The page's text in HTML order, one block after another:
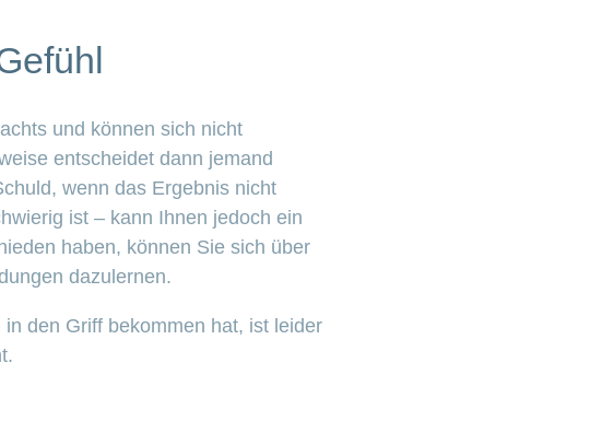
und können sich nicht
entscheidet dann jemand
wenn das Ergebnis nicht
ist – kann Ihnen jedoch ein
haben, können Sie sich über
dazulernen.
den Griff bekommen hat, ist leider